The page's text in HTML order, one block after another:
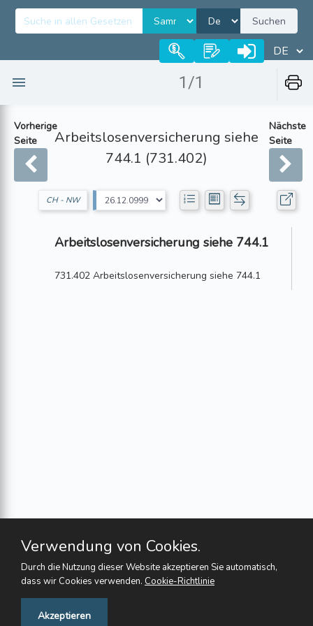
Suchen
1/1
Vorherige
Seite
Arbeitslosenversicherung siehe
744.1 (731.402)
Nächste
Seite
CH - NW
Arbeitslosenversicherung siehe 744.1
731.402 Arbeitslosenversicherung siehe 744.1
Verwendung von Cookies.
Durch die Nutzung dieser Website akzeptieren Sie automatisch,
dass wir Cookies verwenden. Cookie-Richtlinie
Akzeptieren